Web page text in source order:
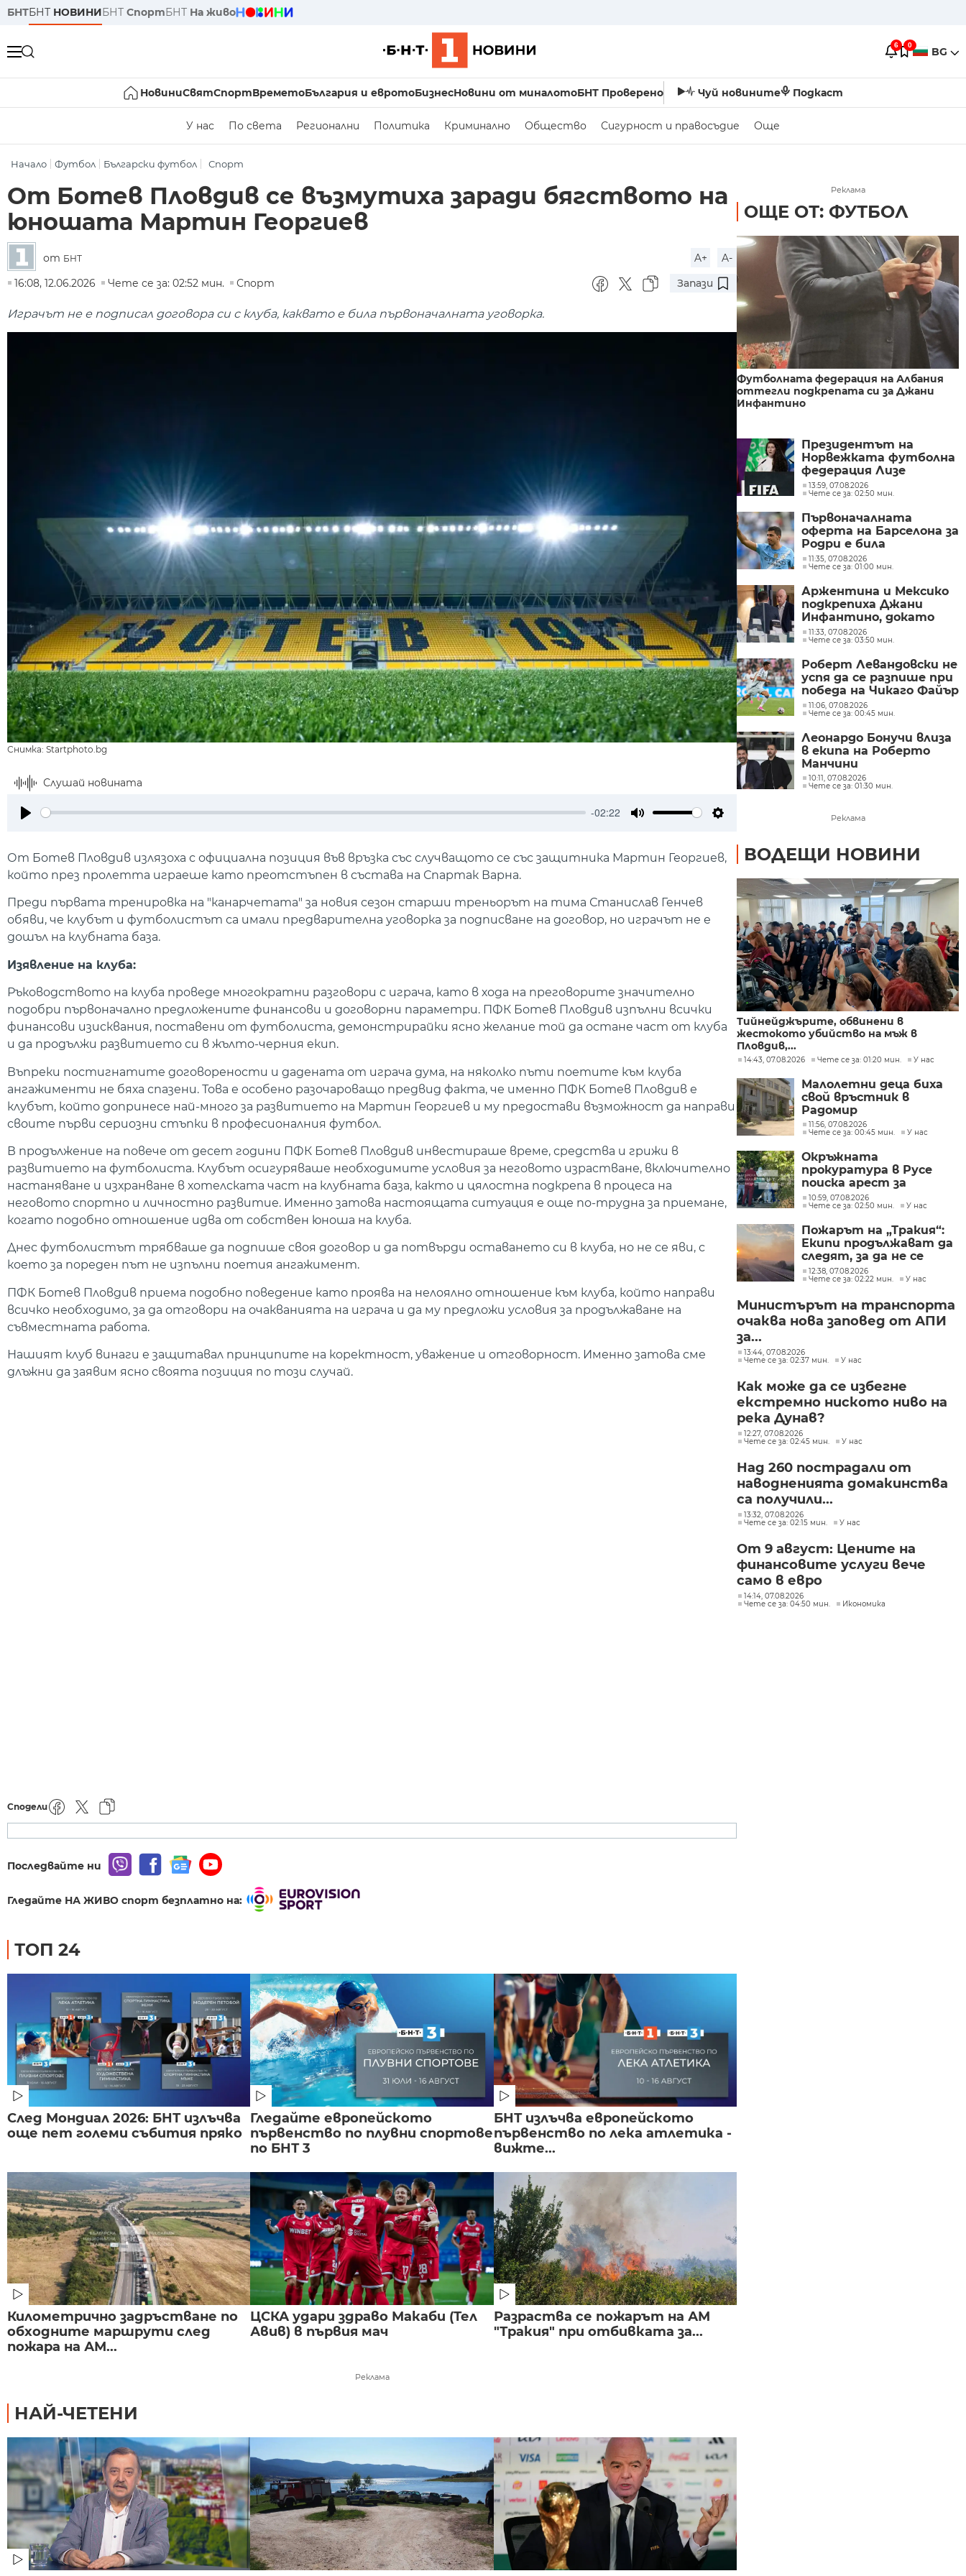
БНТБНТ НОВИНИБНТ СпортБНТ На живо
6 0 BG
НовиниСвятСпортВреметоБългария и евротоБизнесНовини от миналотоБНТ Проверено Чуй новините Подкаст
У нас По света Регионални Политика Криминално Общество Сигурност и правосъдие Още
Начало Футбол Български футбол Спорт
От Ботев Пловдив се възмутиха заради бягството на
юношата Мартин Георгиев
от БНТ A+
A-
16:08, 12.06.2026
Чете се за: 02:52 мин. Спорт Запази
Играчът не е подписал договора си с клуба, каквато е била първоначалната уговорка.
Снимка: Startphoto.bg
Слушай новината
-02:22
От Ботев Пловдив излязоха с официална позиция във връзка със случващото се със защитника Мартин Георгиев,
който през пролетта играеше като преотстъпен в състава на Спартак Варна.
Преди първата тренировка на "канарчетата" за новия сезон старши треньорът на тима Станислав Генчев
обяви, че клубът и футболистът са имали предварителна уговорка за подписване на договор, но играчът не е
дошъл на клубната база.
Изявление на клуба:
Ръководството на клуба проведе многократни разговори с играча, като в хода на преговорите значително
подобри първоначално предложените финансови и договорни параметри. ПФК Ботев Пловдив изпълни всички
финансови изисквания, поставени от футболиста, демонстрирайки ясно желание той да остане част от клуба
и да продължи развитието си в жълто-черния екип.
Въпреки постигнатите договорености и дадената от играча дума, на няколко пъти поетите към клуба
ангажименти не бяха спазени. Това е особено разочароващо предвид факта, че именно ПФК Ботев Пловдив е
клубът, който допринесе най-много за развитието на Мартин Георгиев и му предостави възможност да направи
своите първи сериозни стъпки в професионалния футбол.
В продължение на повече от десет години ПФК Ботев Пловдив инвестираше време, средства и грижи в
развитието на футболиста. Клубът осигуряваше необходимите условия за неговото израстване, включително
настаняване и изхранване в хотелската част на клубната база, както и цялостна подкрепа в процеса на
неговото спортно и личностно развитие. Именно затова настоящата ситуация е още по-трудна за приемане,
когато подобно отношение идва от собствен юноша на клуба.
Днес футболистът трябваше да подпише своя договор и да потвърди оставането си в клуба, но не се яви, с
което за пореден път не изпълни поетия ангажимент.
ПФК Ботев Пловдив приема подобно поведение като проява на нелоялно отношение към клуба, който направи
всичко необходимо, за да отговори на очакванията на играча и да му предложи условия за продължаване на
съвместната работа.
Нашият клуб винаги е защитавал принципите на коректност, уважение и отговорност. Именно затова сме
длъжни да заявим ясно своята позиция по този случай.
Сподели
Последвайте ни
Гледайте НА ЖИВО спорт безплатно на:
ТОП 24
След Мондиал 2026: БНТ излъчва
още пет големи събития пряко
Гледайте европейското
първенство по плувни спортове
по БНТ 3
БНТ излъчва европейското
първенство по лека атлетика -
вижте...
Километрично задръстване по
обходните маршрути след
пожара на АМ...
ЦСКА удари здраво Макаби (Тел
Авив) в първия мач
Разраства се пожарът на АМ
"Тракия" при отбивката за...
Реклама
НАЙ-ЧЕТЕНИ
Реклама
ОЩЕ ОТ: ФУТБОЛ
Футболната федерация на Албания
оттегли подкрепата си за Джани
Инфантино
Президентът на
Норвежката футболна
федерация Лизе
Клавенес поиска
оставката на Джани
Инфантино
13:59, 07.08.2026
Чете се за: 02:50 мин.
Първоначалната
оферта на Барселона за
Родри е била
отхвърлена от
Манчестър Сити
11:35, 07.08.2026
Чете се за: 01:00 мин.
Аржентина и Мексико
подкрепиха Джани
Инфантино, докато
продължават борбите
и разногласията във
ФИФА
11:33, 07.08.2026
Чете се за: 03:50 мин.
Роберт Левандовски не
успя да се разпише при
победа на Чикаго Файър
за Купата на лигата
11:06, 07.08.2026
Чете се за: 00:45 мин.
Леонардо Бонучи влиза
в екипа на Роберто
Манчини
10:11, 07.08.2026
Чете се за: 01:30 мин.
Реклама
ВОДЕЩИ НОВИНИ
Тийнейджърите, обвинени в
жестокото убийство на мъж в
Пловдив,...
14:43, 07.08.2026 Чете се за: 01:20 мин. У нас
Малолетни деца биха
свой връстник в
Радомир
11:56, 07.08.2026
Чете се за: 00:45 мин.
У нас
Окръжната
прокуратура в Русе
поиска арест за
петима от
участниците в
разбитата
лаборатория за
фентанил
10:59, 07.08.2026
Чете се за: 02:50 мин.
У нас
Пожарът на „Тракия“:
Екипи продължават да
следят, за да не се
разпространява
огънят
12:38, 07.08.2026
Чете се за: 02:22 мин.
У нас
Министърът на транспорта
очаква нова заповед от АПИ
за...
13:44, 07.08.2026
Чете се за: 02:37 мин.
У нас
Как може да се избегне
екстремно ниското ниво на
река Дунав?
12:27, 07.08.2026
Чете се за: 02:45 мин.
У нас
Над 260 пострадали от
наводненията домакинства
са получили...
13:32, 07.08.2026
Чете се за: 02:15 мин.
У нас
От 9 август: Цените на
финансовите услуги вече
само в евро
14:14, 07.08.2026
Чете се за: 04:50 мин.
Икономика